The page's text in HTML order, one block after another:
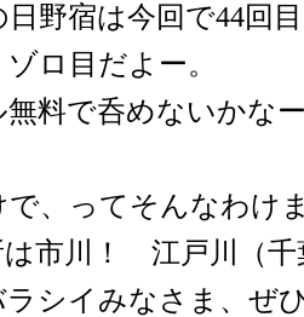
野宿は今回で44回
ロ目だよー。
料で呑めないかな
で、ってそんなわけ
は市川！ 江戸川（千
シイみなさま、ぜ